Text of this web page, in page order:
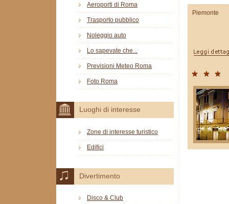
Piemonte
Aeroporti di Roma
Trasporto pubblico
Noleggio auto
Lo sapevate che...
Previsioni Meteo Roma
Foto Roma
Luoghi di interesse
Zone di interesse turistico
Edifici
Divertimento
Disco & Club